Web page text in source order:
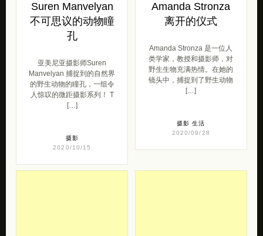
Suren Manvelyan
不可思议的动物瞳
孔
亚美尼亚摄影师Suren
Manvelyan 捕捉到的自然界
的野生动物的瞳孔，一组令
人惊叹的微距摄影系列！ T
[…]
摄影
2020/10/15
Amanda Stronza
离开的仪式
Amanda Stronza 是一位人
类学家，教授和摄影师，对
野生生物充满热情。在她的
镜头中，捕捉到了野生动物
[…]
摄影 生活
2020/09/28